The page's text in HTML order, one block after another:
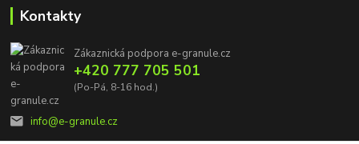
Kontakty
Zákaznická podpora e-granule.cz
+420 777 705 501
(Po-Pá, 8-16 hod.)
info@e-granule.cz